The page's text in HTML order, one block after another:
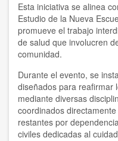
Esta iniciativa se alinea
Estudio de la Nueva
promueve el trabajo
de salud que involucren
comunidad.
Durante el evento, se
diseñados para reafirmar
mediante diversas
coordinados
restantes por
civiles dedicadas al